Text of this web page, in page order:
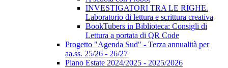
INVESTIGATORI TRA LE RIGHE.
Laboratorio di lettura e scrittura creativa
BookTubers in Biblioteca: Consigli di
Lettura a portata di QR Code
Progetto "Agenda Sud" - Terza annualità per
aa.ss. 25/26 - 26/27
Piano Estate 2024/2025 - 2025/2026